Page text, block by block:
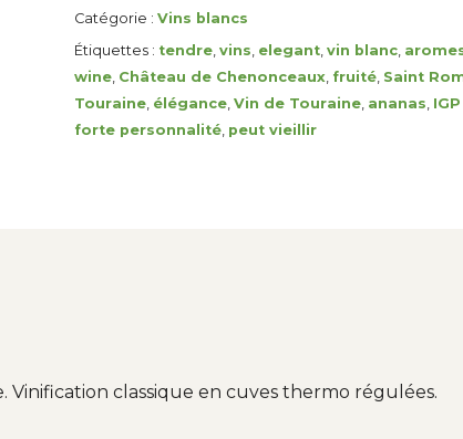
Catégorie : Vins blancs
Étiquettes : tendre, vins, elegant, vin blanc,
wine, Château de Chenonceaux, fruité, Saint
Touraine, élégance, Vin de Touraine, ananas,
forte personnalité, peut vieillir
classique en cuves thermo régulées.